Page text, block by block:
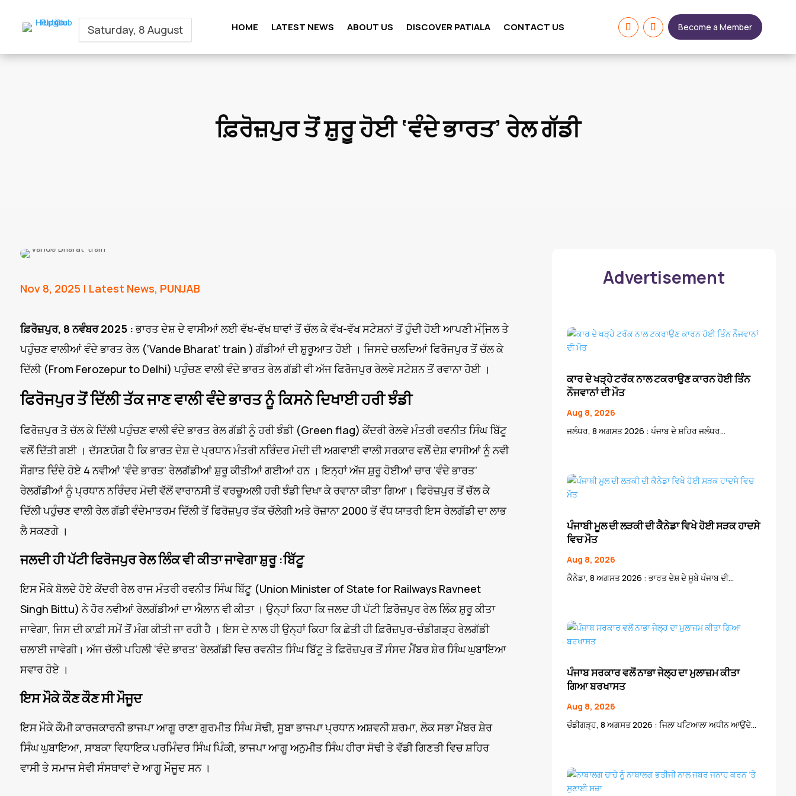
Saturday, 8 August HOME LATEST NEWS ABOUT US DISCOVER PATIALA CONTACT US Become a Member
ਫ਼ਿਰੋਜ਼ਪੁਰ ਤੋਂ ਸ਼ੁਰੂ ਹੋਈ ‘ਵੰਦੇ ਭਾਰਤ’ ਰੇਲ ਗੱਡੀ
Nov 8, 2025 | Latest News, PUNJAB
ਫ਼ਿਰੋਜ਼ਪੁਰ, 8 ਨਵੰਬਰ 2025 :ਭਾਰਤ ਦੇਸ਼ ਦੇ ਵਾਸੀਆਂ ਲਈ ਵੱਖ-ਵੱਖ ਥਾਵਾਂ ਤੋਂ ਚੱਲ ਕੇ ਵੱਖ-ਵੱਖ ਸਟੇਸ਼ਨਾਂ ਤੋਂ ਹੁੰਦੀ ਹੋਈ ਆਪਣੀ ਮੰਜਿ਼ਲ ਤੇ
ਪਹੁੰਚਣ ਵਾਲੀਆਂ ਵੰਦੇ ਭਾਰਤ ਰੇਲ (‘Vande Bharat’ train ) ਗੱਡੀਆਂ ਦੀ ਸ਼ੁੁਰੂਆਤ ਹੋਈ । ਜਿਸਦੇ ਚਲਦਿਆਂ ਫਿਰੋਜਪੁਰ ਤੋਂ ਚੱਲ ਕੇ
ਦਿੱਲੀ (From Ferozepur to Delhi) ਪਹੁੰਚਣ ਵਾਲੀ ਵੰਦੇ ਭਾਰਤ ਰੇਲ ਗੱਡੀ ਵੀ ਅੱਜ ਫਿਰੋਜਪੁਰ ਰੇਲਵੇ ਸਟੇਸ਼ਨ ਤੋਂ ਰਵਾਨਾ ਹੋਈ ।
ਫਿਰੋਜਪੁਰ ਤੋਂ ਦਿੱਲੀ ਤੱਕ ਜਾਣ ਵਾਲੀ ਵੰਦੇ ਭਾਰਤ ਨੂੰ ਕਿਸਨੇ ਦਿਖਾਈ ਹਰੀ ਝੰਡੀ
ਫਿਰੋਜ਼ਪੁਰ ਤੋ ਚੱਲ ਕੇ ਦਿੱਲੀ ਪਹੁੰਚਣ ਵਾਲੀ ਵੰਦੇ ਭਾਰਤ ਰੇਲ ਗੱਡੀ ਨੂੰ ਹਰੀ ਝੰਡੀ (Green flag) ਕੇਂਦਰੀ ਰੇਲਵੇ ਮੰਤਰੀ ਰਵਨੀਤ ਸਿੰਘ ਬਿੱਟੂ
ਵਲੋਂ ਦਿੱਤੀ ਗਈ । ਦੱਸਣਯੋਗ ਹੈ ਕਿ ਭਾਰਤ ਦੇਸ਼ ਦੇ ਪ੍ਰਧਾਨ ਮੰਤਰੀ ਨਰਿੰਦਰ ਮੋਦੀ ਦੀ ਅਗਵਾਈ ਵਾਲੀ ਸਰਕਾਰ ਵਲੋਂ ਦੇਸ਼ ਵਾਸੀਆਂ ਨੂੰ ਨਵੀ
ਸੌਗਾਤ ਦਿੰਦੇ ਹੋਏ 4 ਨਵੀਆਂ ‘ਵੰਦੇ ਭਾਰਤ’ ਰੇਲਗੱਡੀਆਂ ਸ਼ੁਰੂ ਕੀਤੀਆਂ ਗਈਆਂ ਹਨ । ਇਨ੍ਹਾਂ ਅੱਜ ਸ਼ੁਰੂ ਹੋਈਆਂ ਚਾਰ ‘ਵੰਦੇ ਭਾਰਤ’
ਰੇਲਗੱਡੀਆਂ ਨੂੰ ਪ੍ਰਧਾਨ ਨਰਿੰਦਰ ਮੋਦੀ ਵੱਲੋਂ ਵਾਰਾਨਸੀ ਤੋਂ ਵਰਚੂਅਲੀ ਹਰੀ ਝੰਡੀ ਦਿਖਾ ਕੇ ਰਵਾਨਾ ਕੀਤਾ ਗਿਆ। ਫਿਰੋਜ਼ਪੁਰ ਤੋਂ ਚੱਲ ਕੇ
ਦਿੱਲੀ ਪਹੁੰਚਣ ਵਾਲੀ ਰੇਲ ਗੱਡੀ ਵੰਦੇਮਾਤਰਮ ਦਿੱਲੀ ਤੋਂ ਫਿਰੋਜ਼ਪੁਰ ਤੱਕ ਚੱਲੇਗੀ ਅਤੇ ਰੋਜ਼ਾਨਾ 2000 ਤੋਂ ਵੱਧ ਯਾਤਰੀ ਇਸ ਰੇਲਗੱਡੀ ਦਾ ਲਾਭ
ਲੈ ਸਕਣਗੇ ।
ਜਲਦੀ ਹੀ ਪੱਟੀ ਫਿਰੋਜਪੁਰ ਰੇਲ ਲਿੰਕ ਵੀ ਕੀਤਾ ਜਾਵੇਗਾ ਸ਼ੁਰੂ :ਬਿੱਟੂ
ਇਸ ਮੌਕੇ ਬੋਲਦੇ ਹੋਏ ਕੇਂਦਰੀ ਰੇਲ ਰਾਜ ਮੰਤਰੀ ਰਵਨੀਤ ਸਿੰਘ ਬਿੱਟੂ (Union Minister of State for Railways Ravneet
Singh Bittu) ਨੇ ਹੋਰ ਨਵੀਆਂ ਰੇਲਗੱਡੀਆਂ ਦਾ ਐਲਾਨ ਵੀ ਕੀਤਾ । ਉਨ੍ਹਾਂ ਕਿਹਾ ਕਿ ਜਲਦ ਹੀ ਪੱਟੀ ਫ਼ਿਰੋਜ਼ਪੁਰ ਰੇਲ ਲਿੰਕ ਸ਼ੁਰੂ ਕੀਤਾ
ਜਾਵੇਗਾ, ਜਿਸ ਦੀ ਕਾਫ਼ੀ ਸਮੇਂ ਤੋਂ ਮੰਗ ਕੀਤੀ ਜਾ ਰਹੀ ਹੈ । ਇਸ ਦੇ ਨਾਲ ਹੀ ਉਨ੍ਹਾਂ ਕਿਹਾ ਕਿ ਛੇਤੀ ਹੀ ਫ਼ਿਰੋਜ਼ਪੁਰ-ਚੰਡੀਗੜ੍ਹ ਰੇਲਗੱਡੀ
ਚਲਾਈ ਜਾਵੇਗੀ। ਅੱਜ ਚੱਲੀ ਪਹਿਲੀ ‘ਵੰਦੇ ਭਾਰਤ’ ਰੇਲਗੱਡੀ ਵਿਚ ਰਵਨੀਤ ਸਿੰਘ ਬਿੱਟੂ ਤੇ ਫ਼ਿਰੋਜ਼ਪੁਰ ਤੋਂ ਸੰਸਦ ਮੈਂਬਰ ਸ਼ੇਰ ਸਿੰਘ ਘੁਬਾਇਆ
ਸਵਾਰ ਹੋਏ ।
ਇਸ ਮੌਕੇ ਕੌਣ ਕੌਣ ਸੀ ਮੌਜੂਦ
ਇਸ ਮੌਕੇ ਕੌਮੀ ਕਾਰਜਕਾਰਨੀ ਭਾਜਪਾ ਆਗੂ ਰਾਣਾ ਗੁਰਮੀਤ ਸਿੰਘ ਸੋਢੀ, ਸੂਬਾ ਭਾਜਪਾ ਪ੍ਰਧਾਨ ਅਸ਼ਵਨੀ ਸ਼ਰਮਾ, ਲੋਕ ਸਭਾ ਮੈਂਬਰ ਸ਼ੇਰ
ਸਿੰਘ ਘੁਬਾਇਆ, ਸਾਬਕਾ ਵਿਧਾਇਕ ਪਰਮਿੰਦਰ ਸਿੰਘ ਪਿੰਕੀ, ਭਾਜਪਾ ਆਗੂ ਅਨੁਮੀਤ ਸਿੰਘ ਹੀਰਾ ਸੋਢੀ ਤੇ ਵੱਡੀ ਗਿਣਤੀ ਵਿਚ ਸ਼ਹਿਰ
ਵਾਸੀ ਤੇ ਸਮਾਜ ਸੇਵੀ ਸੰਸਥਾਵਾਂ ਦੇ ਆਗੂ ਮੌਜੂਦ ਸਨ ।
Advertisement
ਕਾਰ ਦੇ ਖੜ੍ਹੇ ਟਰੱਕ ਨਾਲ ਟਕਰਾਉਣ ਕਾਰਨ ਹੋਈ ਤਿੰਨ
ਨੌਜਵਾਨਾਂ ਦੀ ਮੌਤ
Aug 8, 2026
ਜਲੰਧਰ, 8 ਅਗਸਤ 2026 : ਪੰਜਾਬ ਦੇ ਸ਼ਹਿਰ ਜਲੰਧਰ...
ਪੰਜਾਬੀ ਮੂਲ ਦੀ ਲੜਕੀ ਦੀ ਕੈਨੇਡਾ ਵਿਖੇ ਹੋਈ ਸੜਕ ਹਾਦਸੇ
ਵਿਚ ਮੌਤ
Aug 8, 2026
ਕੈਨੇਡਾ, 8 ਅਗਸਤ 2026 : ਭਾਰਤ ਦੇਸ਼ ਦੇ ਸੂਬੇ ਪੰਜਾਬ ਦੀ...
ਪੰਜਾਬ ਸਰਕਾਰ ਵਲੋਂ ਨਾਭਾ ਜੇਲ੍ਹ ਦਾ ਮੁਲਾਜ਼ਮ ਕੀਤਾ
ਗਿਆ ਬਰਖਾਸਤ
Aug 8, 2026
ਚੰਡੀਗੜ੍ਹ, 8 ਅਗਸਤ 2026 : ਜਿਲਾ ਪਟਿਆਲਾ ਅਧੀਨ ਆਉਂਦੇ...